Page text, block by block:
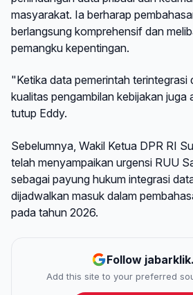
masyarakat. Ia berharap
berlangsung komprehensif dan
pemangku kepentingan.
"Ketika data pemerintah terintegrasi
kualitas pengambilan kebijakan juga
tutup Eddy.
Sebelumnya, Wakil Ketua DPR RI
telah menyampaikan urgensi RUU
sebagai payung hukum integrasi
dijadwalkan masuk dalam
pada tahun 2026.
Follow
Add this site to your preferred